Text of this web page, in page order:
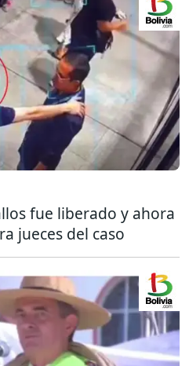
fue liberado y ahora
jueces del caso